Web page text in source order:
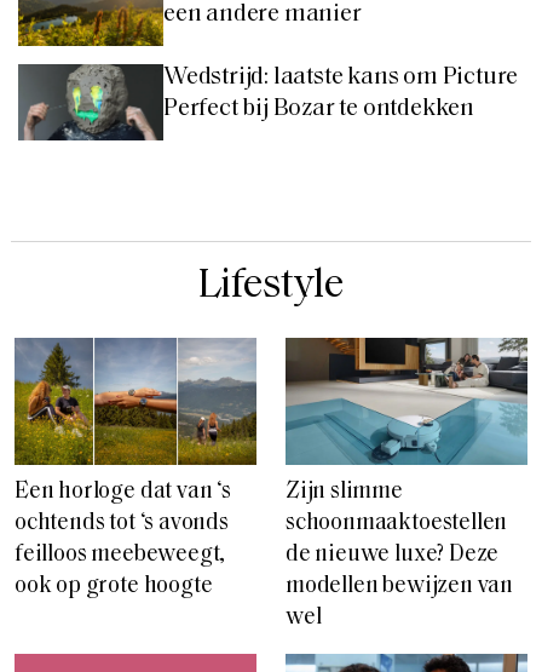
een andere manier
Wedstrijd: laatste kans om Picture
Perfect bij Bozar te ontdekken
Lifestyle
Een horloge dat van ‘s
ochtends tot ‘s avonds
feilloos meebeweegt,
ook op grote hoogte
Zijn slimme
schoonmaaktoestellen
de nieuwe luxe? Deze
modellen bewijzen van
wel